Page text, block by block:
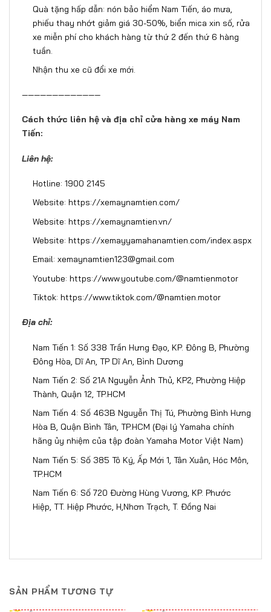
Quà tặng hấp dẫn: nón bảo hiểm Nam Tiến, áo mưa,
phiếu thay nhớt giảm giá 30-50%, biển mica xin số, rửa
xe miễn phí cho khách hàng từ thứ 2 đến thứ 6 hàng
tuần.
Nhận thu xe cũ đổi xe mới.
—————————————
Cách thức liên hệ và địa chỉ cửa hàng xe máy Nam
Tiến:
Liên hệ:
Hotline: 1900 2145
Website:https://xemaynamtien.com/
Website:https://xemaynamtien.vn/
Website:https://xemayyamahanamtien.com/index.aspx
Email: xemaynamtien123@gmail.com
Youtube:https://www.youtube.com/@namtienmotor
Tiktok:https://www.tiktok.com/@namtien.motor
Địa chỉ:
Nam Tiến 1: Số 338 Trần Hưng Đạo, KP. Đông B, Phường
Đông Hòa, Dĩ An, TP Dĩ An, Bình Dương
Nam Tiến 2: Số 21A Nguyễn Ảnh Thủ, KP2, Phường Hiệp
Thành, Quận 12, TP.HCM
Nam Tiến 4: Số 463B Nguyễn Thị Tú, Phường Bình Hưng
Hòa B, Quận Bình Tân, TP.HCM (Đại lý Yamaha chính
hãng ủy nhiệm của tập đoàn Yamaha Motor Việt Nam)
Nam Tiến 5: Số 385 Tô Ký, Ấp Mới 1, Tân Xuân, Hóc Môn,
TP.HCM
Nam Tiến 6: Số 720 Đường Hùng Vương, KP. Phước
Hiệp, TT. Hiệp Phước, H,Nhơn Trạch, T. Đồng Nai​​​
SẢN PHẨM TƯƠNG TỰ